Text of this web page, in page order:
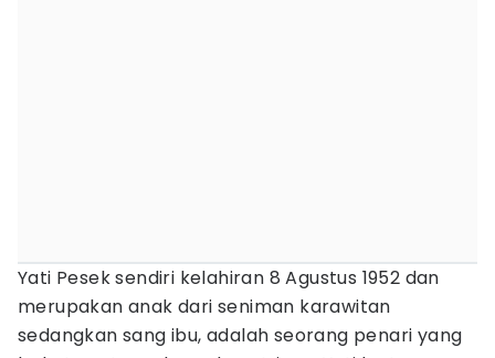
Yati Pesek sendiri kelahiran 8 Agustus 1952 dan
merupakan anak dari seniman karawitan
sedangkan sang ibu, adalah seorang penari yang